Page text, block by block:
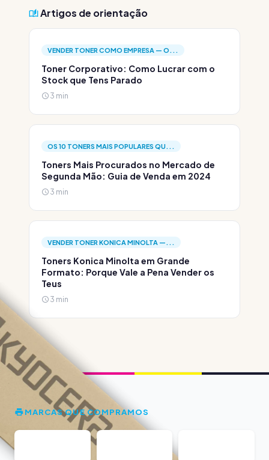
Artigos de orientação
VENDER TONER COMO EMPRESA — O...
Toner Corporativo: Como Lucrar com o
Stock que Tens Parado
3 min
OS 10 TONERS MAIS POPULARES QU...
Toners Mais Procurados no Mercado de
Segunda Mão: Guia de Venda em 2024
3 min
VENDER TONER KONICA MINOLTA —...
Toners Konica Minolta em Grande
Formato: Porque Vale a Pena Vender os
Teus
3 min
MARCAS QUE COMPRAMOS